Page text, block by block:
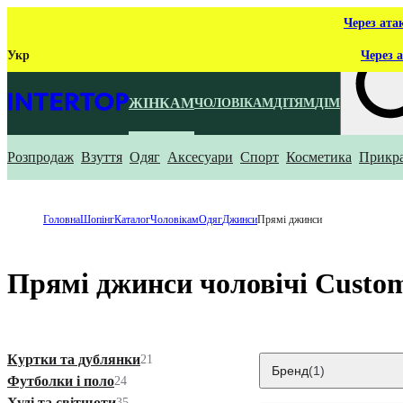
Через
Укр Через
ЖІНКАМЧОЛОВІКАМДІТЯМДІМ
Що ти
Розпродаж Взуття Одяг Аксесуари Спорт Косметика
ГоловнаШопінгКаталогЧоловікамОдягДжинсиПрямі джинси
Прямі джинси чоловічі
Куртки та дублянки21
Футболки і поло24
Бренд(1)